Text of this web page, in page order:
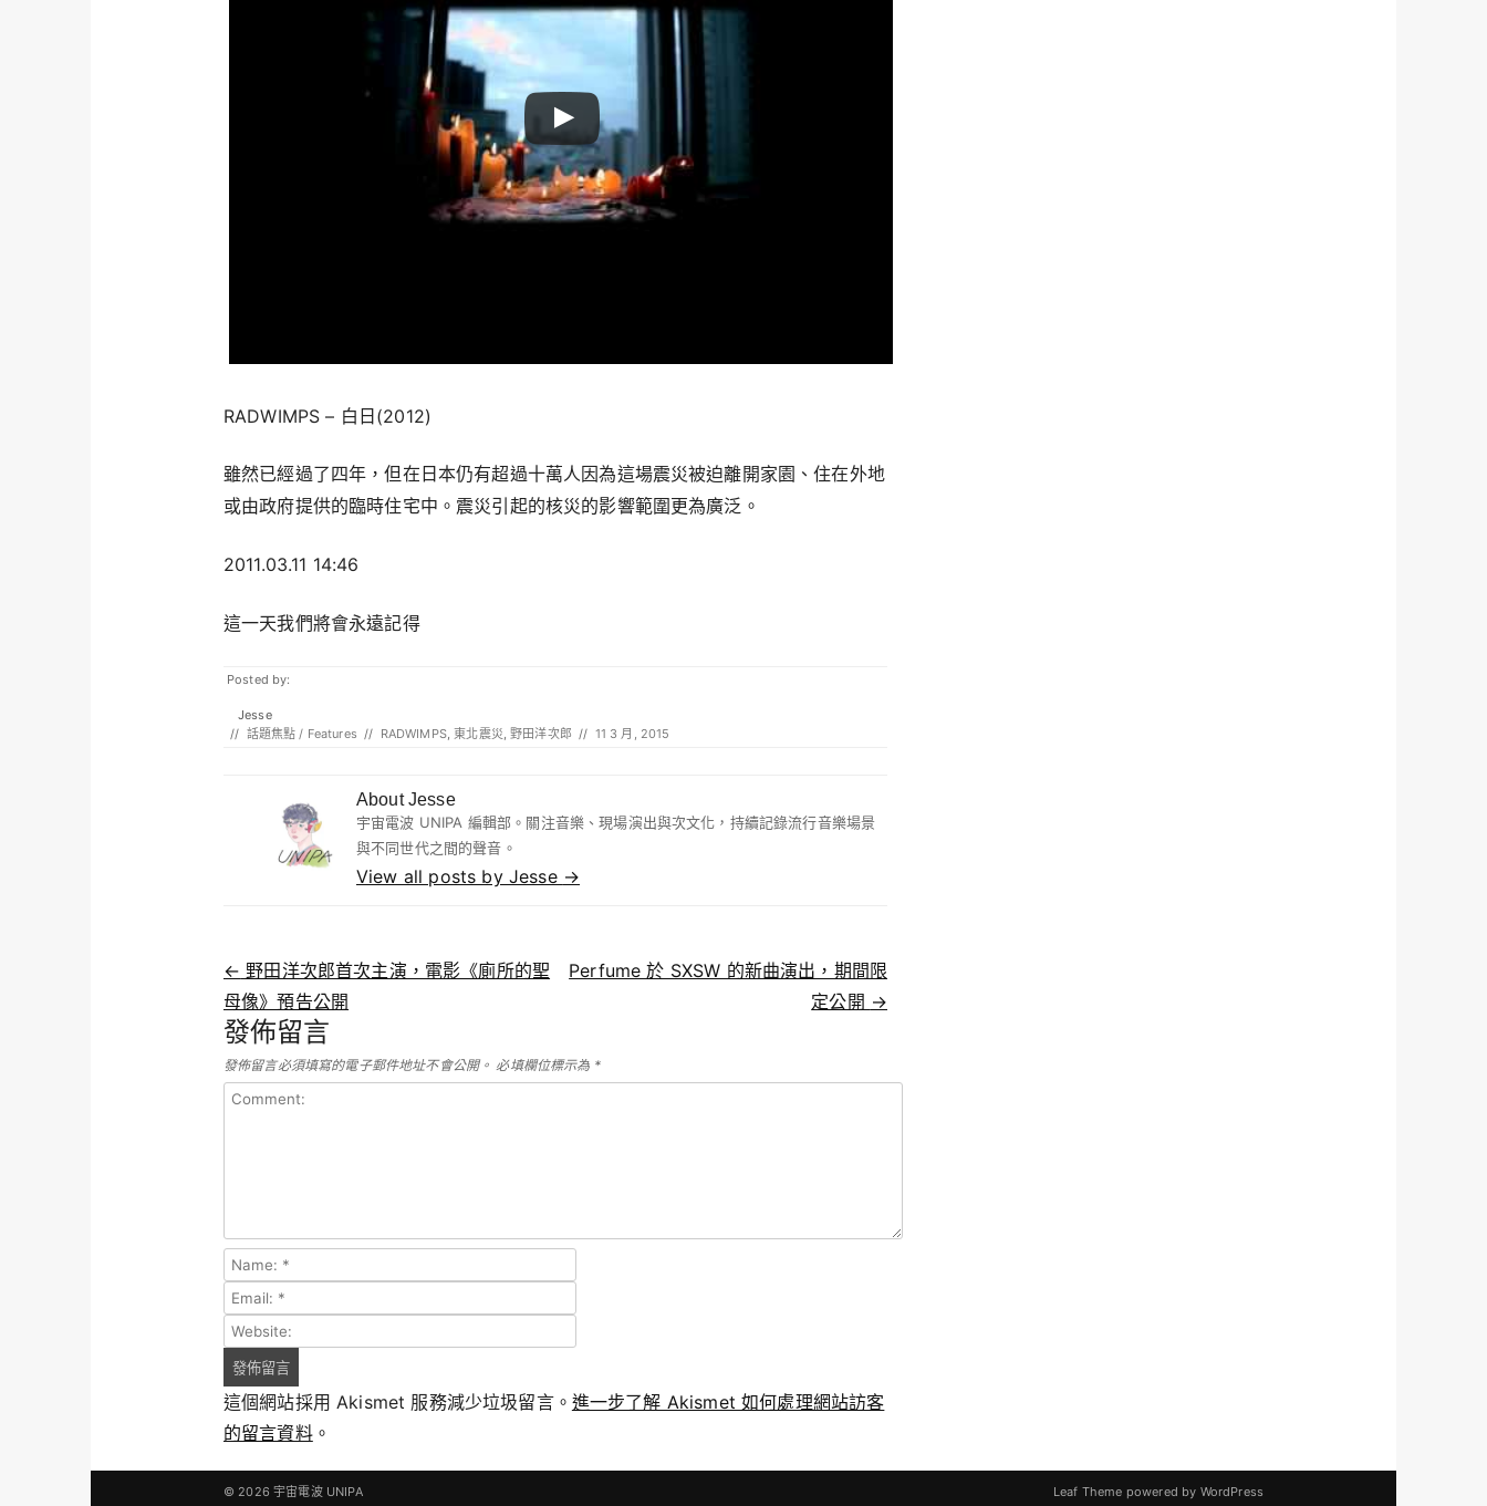
RADWIMPS – 白日(2012)
雖然已經過了四年，但在日本仍有超過十萬人因為這場震災被迫離開家園、住在外地
或由政府提供的臨時住宅中。震災引起的核災的影響範圍更為廣泛。
2011.03.11 14:46
這一天我們將會永遠記得
Posted by:
Jesse
// 話題焦點 / Features // RADWIMPS,東北震災,野田洋次郎 // 11 3 月, 2015
About Jesse
宇宙電波 UNIPA 編輯部。關注音樂、現場演出與次文化，持續記錄流行音樂場景
與不同世代之間的聲音。
View all posts by Jesse →
Post navigation
← 野田洋次郎首次主演，電影《廁所的聖
母像》預告公開
Perfume 於 SXSW 的新曲演出，期間限
定公開 →
發佈留言
發佈留言必須填寫的電子郵件地址不會公開。 必填欄位標示為 *
這個網站採用 Akismet 服務減少垃圾留言。 進一步了解 Akismet 如何處理網站訪客
的留言資料。
© 2026宇宙電波 UNIPA Leaf Theme powered by WordPress